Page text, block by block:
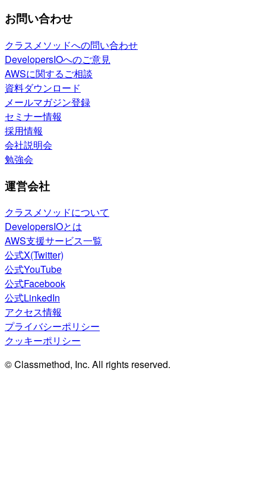
お問い合わせ
クラスメソッドへの問い合わせ
DevelopersIOへのご意見
AWSに関するご相談
資料ダウンロード
メールマガジン登録
セミナー情報
採用情報
会社説明会
勉強会
運営会社
クラスメソッドについて
DevelopersIOとは
AWS支援サービス一覧
公式X(Twitter)
公式YouTube
公式Facebook
公式LinkedIn
アクセス情報
プライバシーポリシー
クッキーポリシー
© Classmethod, Inc. All rights reserved.